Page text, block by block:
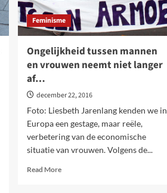
de
armen’’
Feminisme
Ongelijkheid tussen mannen
en vrouwen neemt niet langer
af…
december 22, 2016
Foto: Liesbeth Jarenlang kenden we in
Europa een gestage, maar reële,
verbetering van de economische
situatie van vrouwen. Volgens de...
Read MoreRead